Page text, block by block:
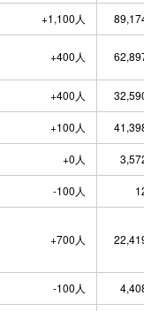
+1,100人
+400人
+400人
+100人
+0人
-100人
+700人
-100人